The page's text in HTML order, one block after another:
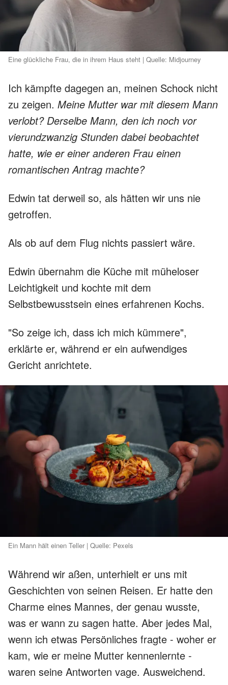
Eine glückliche Frau, die in ihrem Haus steht | Quelle: Midjourney
Ich kämpfte dagegen an, meinen Schock nicht
zu zeigen. Meine Mutter war mit diesem Mann
verlobt? Derselbe Mann, den ich noch vor
vierundzwanzig Stunden dabei beobachtet
hatte, wie er einer anderen Frau einen
romantischen Antrag machte?
Edwin tat derweil so, als hätten wir uns nie
getroffen.
Als ob auf dem Flug nichts passiert wäre.
Edwin übernahm die Küche mit müheloser
Leichtigkeit und kochte mit dem
Selbstbewusstsein eines erfahrenen Kochs.
"So zeige ich, dass ich mich kümmere",
erklärte er, während er ein aufwendiges
Gericht anrichtete.
Ein Mann hält einen Teller | Quelle: Pexels
Während wir aßen, unterhielt er uns mit
Geschichten von seinen Reisen. Er hatte den
Charme eines Mannes, der genau wusste,
was er wann zu sagen hatte. Aber jedes Mal,
wenn ich etwas Persönliches fragte - woher er
kam, wie er meine Mutter kennenlernte -
waren seine Antworten vage. Ausweichend.